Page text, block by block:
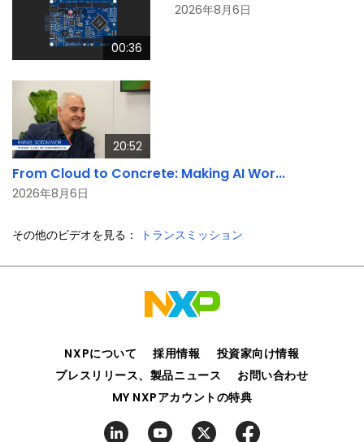
00:36
2026年8月6日
20:52
From Cloud to Concrete: Making AI Wor...
2026年8月6日
その他のビデオを見る： トランスミッション
NXPについて 採用情報
投資家向け情報
プレスリリース、製品ニュース
お問い合わせ
MY NXPアカウントの特典